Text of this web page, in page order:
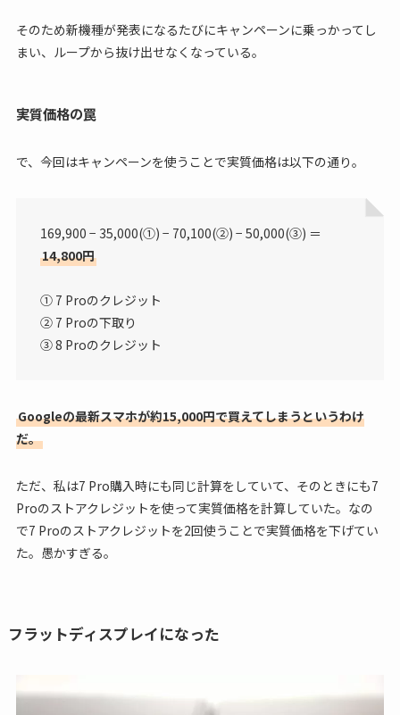
そのため新機種が発表になるたびにキャンペーンに乗っかってし
まい、ループから抜け出せなくなっている。
実質価格の罠
で、今回はキャンペーンを使うことで実質価格は以下の通り。
169,900 − 35,000(①) − 70,100(②) − 50,000(③) ＝
14,800円
① 7 Proのクレジット
② 7 Proの下取り
③ 8 Proのクレジット
Googleの最新スマホが約15,000円で買えてしまうというわけ
だ。
ただ、私は7 Pro購入時にも同じ計算をしていて、そのときにも7
Proのストアクレジットを使って実質価格を計算していた。なの
で7 Proのストアクレジットを2回使うことで実質価格を下げてい
た。愚かすぎる。
フラットディスプレイになった